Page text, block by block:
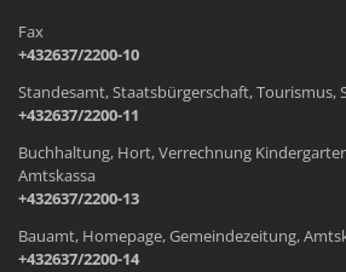
Fax
+432637/2200-10
Standesamt, Staatsbürgerschaft, Tourismus,
+432637/2200-11
Buchhaltung, Hort, Verrechnung
Amtskassa
+432637/2200-13
Bauamt, Homepage, Gemeindezeitung,
+432637/2200-14